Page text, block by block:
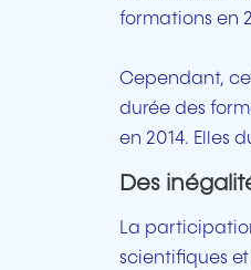
formations en
Cependant,
durée des
en 2014. Elles
Des
La
scientifiques